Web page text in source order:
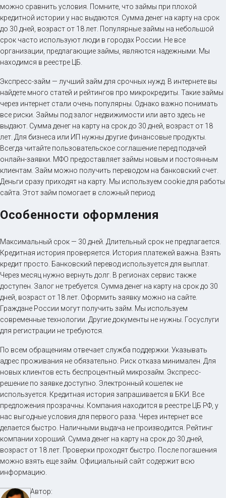
можно сравнить условия. Помните, что займы при плохой
кредитной истории у нас выдаются. Сумма денег на карту на срок
до 30 дней, возраст от 18 лет. Популярные займы на небольшой
срок часто используют люди в городах России. Не все
организации, предлагающие займы, являются надежными. Мы
находимся в реестре ЦБ.
Экспресс-займ — лучший займ для срочных нужд. В интернете вы
найдете много статей и рейтингов про микрокредиты. Такие займы
через интернет стали очень популярны. Однако важно понимать
все риски. Займы под залог недвижимости или авто здесь не
выдают. Сумма денег на карту на срок до 30 дней, возраст от 18
лет. Для бизнеса или ИП нужны другие финансовые продукты.
Всегда читайте пользовательское соглашение перед подачей
онлайн-заявки. МФО предоставляет займы новым и постоянным
клиентам. Займ можно получить переводом на банковский счет.
Деньги сразу приходят на карту. Мы используем cookie для работы
сайта. Этот займ помогает в сложный период.
Особенности оформления
Максимальный срок — 30 дней. Длительный срок не предлагается.
Кредитная история проверяется. История платежей важна. Взять
кредит просто. Банковский перевод используется для выплат.
Через месяц нужно вернуть долг. В регионах сервис также
доступен. Залог не требуется. Сумма денег на карту на срок до 30
дней, возраст от 18 лет. Оформить заявку можно на сайте.
Граждане России могут получить займ. Мы используем
современные технологии. Другие документы не нужны. Госуслуги
для регистрации не требуются.
По всем обращениям отвечает служба поддержки. Указывать
адрес проживания не обязательно. Риск отказа минимален. Для
новых клиентов есть беспроцентный микрозайм. Экспресс-
решение по заявке доступно. Электронный кошелек не
используется. Кредитная история запрашивается в БКИ. Все
предложения прозрачны. Компания находится в реестре ЦБ РФ, у
нас выгодные условия для первого раза. Через интернет все
делается быстро. Наличными выдача не производится. Рейтинг
компании хороший. Сумма денег на карту на срок до 30 дней,
возраст от 18 лет. Проверки проходят быстро. После погашения
можно взять еще займ. Официальный сайт содержит всю
информацию.
Автор: